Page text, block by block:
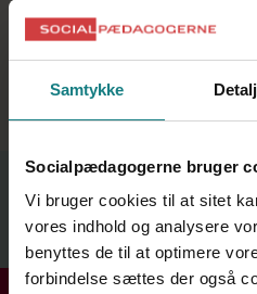
Samtykke
Socialpædagogerne bruger
Vi bruger cookies til at sitet
vores indhold og analysere
benyttes de til at optimere
forbindelse sættes der også
Relateret indhold
Se